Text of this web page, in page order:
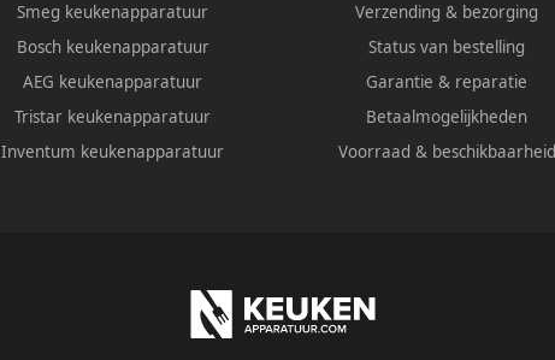
Smeg keukenapparatuur
Bosch keukenapparatuur
AEG keukenapparatuur
Tristar keukenapparatuur
Inventum keukenapparatuur
Verzending & bezorging
Status van bestelling
Garantie & reparatie
Betaalmogelijkheden
Voorraad & beschikbaarheid